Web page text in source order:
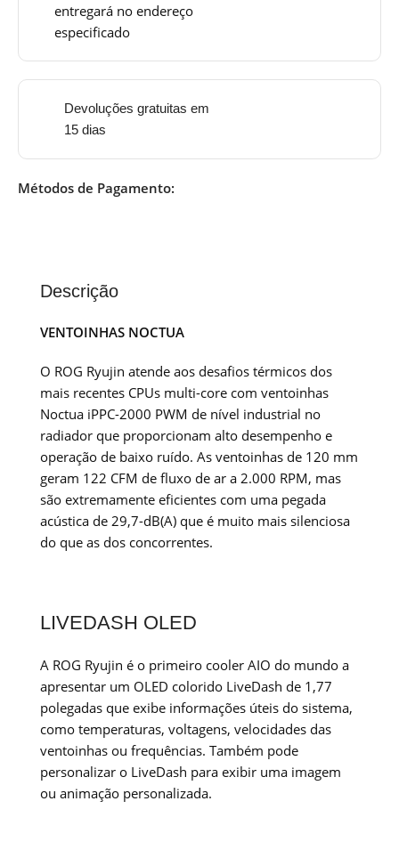
entregará no endereço
especificado
Devoluções gratuitas em
15 dias
Métodos de Pagamento:
Descrição
VENTOINHAS NOCTUA
O ROG Ryujin atende aos desafios térmicos dos
mais recentes CPUs multi-core com ventoinhas
Noctua iPPC-2000 PWM de nível industrial no
radiador que proporcionam alto desempenho e
operação de baixo ruído. As ventoinhas de 120 mm
geram 122 CFM de fluxo de ar a 2.000 RPM, mas
são extremamente eficientes com uma pegada
acústica de 29,7-dB(A) que é muito mais silenciosa
do que as dos concorrentes.
LIVEDASH OLED
A ROG Ryujin é o primeiro cooler AIO do mundo a
apresentar um OLED colorido LiveDash de 1,77
polegadas que exibe informações úteis do sistema,
como temperaturas, voltagens, velocidades das
ventoinhas ou frequências. Também pode
personalizar o LiveDash para exibir uma imagem
ou animação personalizada.